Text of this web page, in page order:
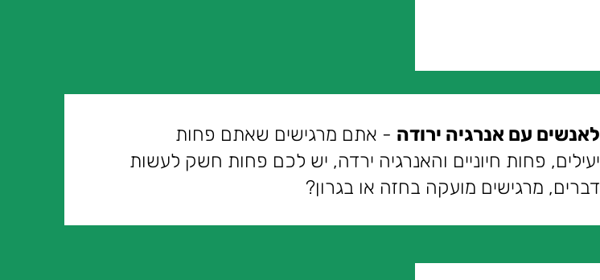
לאנשים עם אנרגיה ירודה - אתם מרגישים שאתם פחות
יעילים, פחות חיוניים והאנרגיה ירדה, יש לכם פחות חשק לעשות
דברים, מרגישים מועקה בחזה או בגרון?